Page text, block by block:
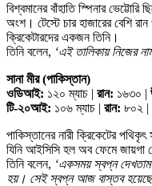
বিশ্বমানের বাঁহাতি স্পিনার
অংশ। টেস্টে চার হাজারের বেশি
ক্রিকেটারদের একজন তিনি।
তিনি বলেন, ‘এই তালিকায় নিজের
সানা মীর (পাকিস্তান)
ওডিআই: ১২০ ম্যাচ | রান: ১৬৩০ |
টি-২০আই: ১০৬ ম্যাচ | রান: ৮০২ |
পাকিস্তানের নারী ক্রিকেটের পথিকৃৎ
যিনি আইসিসি হল অব ফেমে জায়গা
তিনি বলেন, ‘একসময় স্বপ্ন দেখতাম
হয়। সেই স্বপ্ন আজ বাস্তব